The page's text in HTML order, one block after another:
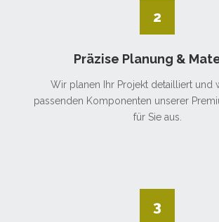
2
Präzise Planung &
Wir planen Ihr Projekt detailliert und
passenden Komponenten unserer
für Sie aus.
3